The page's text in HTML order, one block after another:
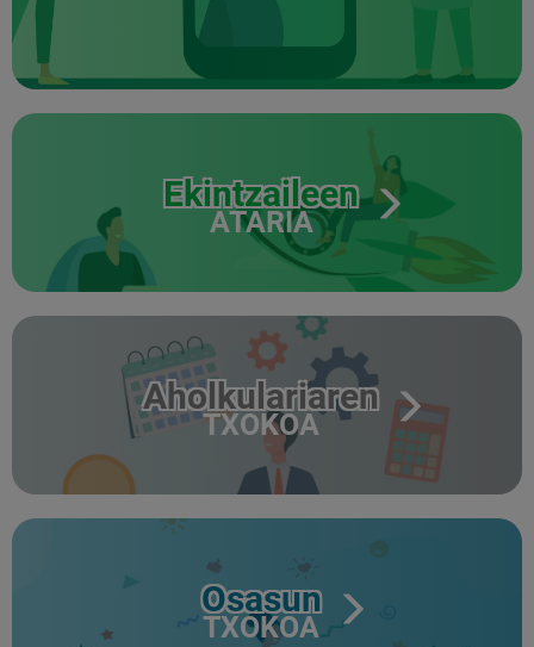
Ekintzaileen
ATARIA
Aholkulariaren
TXOKOA
Osasun
TXOKOA